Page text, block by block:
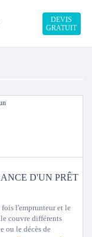
DEVIS
GRATUIT
D'UN PRÊT
l'emprunteur et le
couvre différents
ou le décès de